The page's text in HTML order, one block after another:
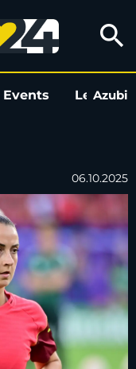
search
Events LeoAzubi
06.10.2025